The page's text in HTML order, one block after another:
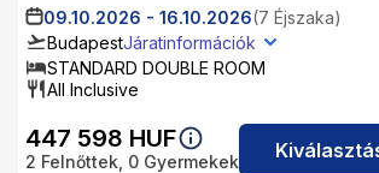
09.10.2026 - 16.10.2026(7 Éjszaka)
BudapestJáratinformációk
STANDARD DOUBLE ROOM
All Inclusive
447 598 HUF
2 Felnőttek, 0 Gyermekek